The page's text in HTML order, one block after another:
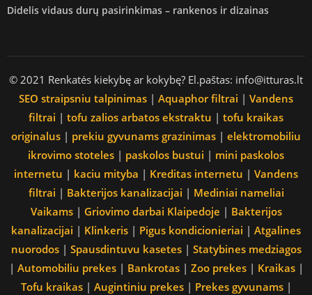
Didelis vidaus durų pasirinkimas – rankenos ir dizainas
© 2021 Renkatės kiekybę ar kokybę? El.paštas: info@itturas.lt
SEO straipsniu talpinimas | Aquaphor filtrai | Vandens
filtrai | tofu zalios arbatos ekstraktu | tofu kraikas
originalus | prekiu gyvunams grazinimas | elektromobiliu
ikrovimo stoteles | paskolos bustui | mini paskolos
internetu | kaciu mityba | Kreditas internetu | Vandens
filtrai | Bakterijos kanalizacijai | Mediniai nameliai
Vaikams| Griovimo darbai Klaipedoje | Bakterijos
kanalizacijai | Klinkeris | Pigus kondicionieriai | Atgalines
nuorodos| Spausdintuvu kasetes| Statybines medziagos
| Automobiliu prekes| Bankrotas| Zoo prekes| Kraikas|
Tofu kraikas| Augintiniu prekes| Prekes gyvunams|